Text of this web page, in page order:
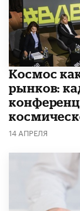
Космос
рынков:
14 АПРЕЛЯ